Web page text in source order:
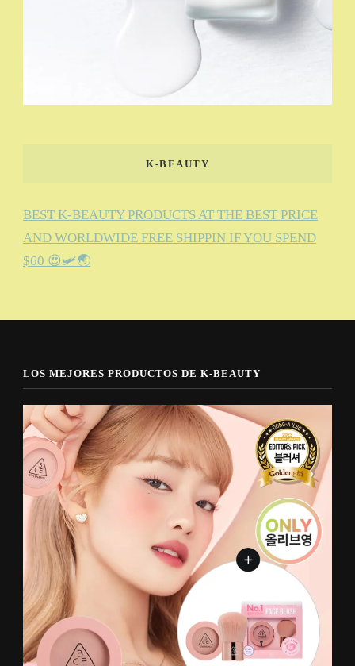
K-BEAUTY
BEST K-BEAUTY PRODUCTS AT THE BEST PRICE
AND WORLDWIDE FREE SHIPPIN IF YOU SPEND
$60 😍🛩️🌏
LOS MEJORES PRODUCTOS DE K-BEAUTY